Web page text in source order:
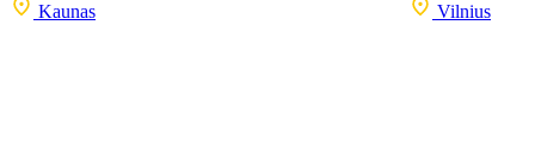
Kaunas Vilnius